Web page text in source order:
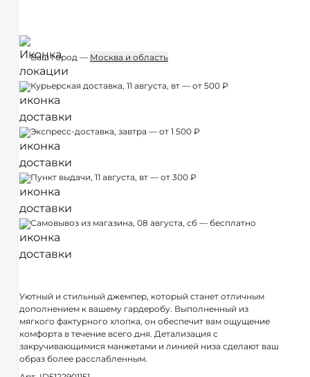
Ваш город — Москва и область
Курьерская доставка, 11 августа, вт — от 500 ₽
Экспресс-доставка, завтра — от 1 500 ₽
Пункт выдачи, 11 августа, вт — от 300 ₽
Самовывоз из магазина, 08 августа, сб — бесплатно
Уютный и стильный джемпер, который станет отличным
дополнением к вашему гардеробу. Выполненный из
мягкого фактурного хлопка, он обеспечит вам ощущение
комфорта в течение всего дня. Детализация с
закручивающимися манжетами и линией низа сделают ваш
образ более расслабленным.